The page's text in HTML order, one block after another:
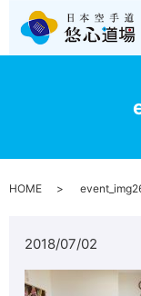
HOME
2018/07/02